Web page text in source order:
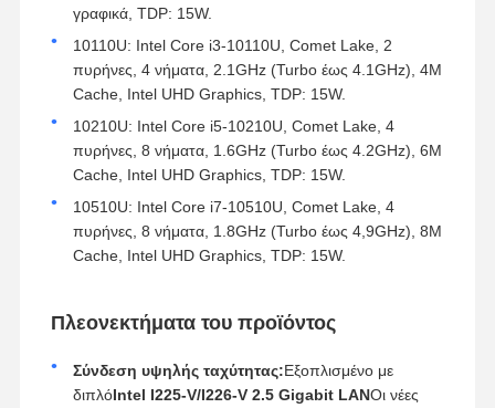
γραφικά, TDP: 15W.
10110U: Intel Core i3-10110U, Comet Lake, 2
πυρήνες, 4 νήματα, 2.1GHz (Turbo έως 4.1GHz), 4M
Cache, Intel UHD Graphics, TDP: 15W.
10210U: Intel Core i5-10210U, Comet Lake, 4
πυρήνες, 8 νήματα, 1.6GHz (Turbo έως 4.2GHz), 6M
Cache, Intel UHD Graphics, TDP: 15W.
10510U: Intel Core i7-10510U, Comet Lake, 4
πυρήνες, 8 νήματα, 1.8GHz (Turbo έως 4,9GHz), 8M
Cache, Intel UHD Graphics, TDP: 15W.
Πλεονεκτήματα του προϊόντος
Σύνδεση υψηλής ταχύτητας:Εξοπλισμένο με
διπλόIntel I225-V/I226-V 2.5 Gigabit LANΟι νέες